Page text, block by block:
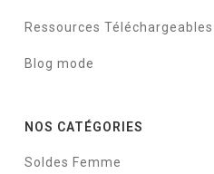
Ressources Téléchargeables
Blog mode
NOS CATÉGORIES
Soldes Femme